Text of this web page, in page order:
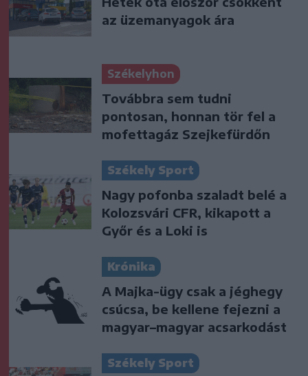
az üzemanyagok ára
Székelyhon
Továbbra sem tudni
pontosan, honnan tör fel a
mofettagáz Szejkefürdőn
Székely Sport
Nagy pofonba szaladt belé a
Kolozsvári CFR, kikapott a
Győr és a Loki is
Krónika
A Majka-ügy csak a jéghegy
csúcsa, be kellene fejezni a
magyar–magyar acsarkodást
Székely Sport